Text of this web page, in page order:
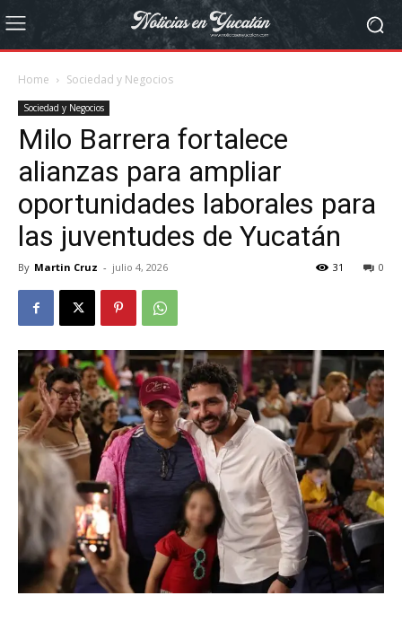
Home Sociedad y Negocios
Sociedad y Negocios
Milo Barrera fortalece
alianzas para ampliar
oportunidades laborales para
las juventudes de Yucatán
By Martin Cruz - julio 4, 2026 0
31